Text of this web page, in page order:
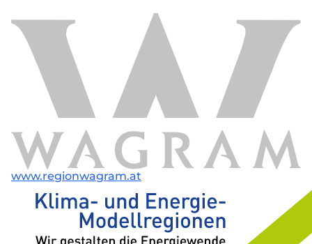
www.regionwagram.at